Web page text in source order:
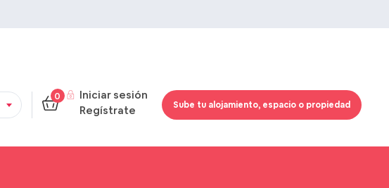
0
Iniciar sesión
Regístrate
Sube tu alojamiento, espacio o propiedad